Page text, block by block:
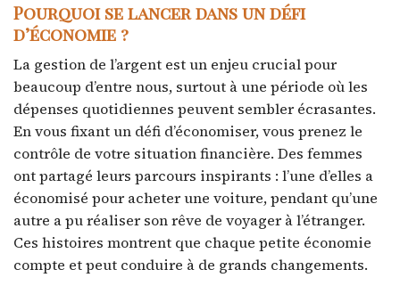
Pourquoi se lancer dans un défi
d’économie ?
La gestion de l’argent est un enjeu crucial pour
beaucoup d’entre nous, surtout à une période où les
dépenses quotidiennes peuvent sembler écrasantes.
En vous fixant un défi d’économiser, vous prenez le
contrôle de votre situation financière. Des femmes
ont partagé leurs parcours inspirants : l’une d’elles a
économisé pour acheter une voiture, pendant qu’une
autre a pu réaliser son rêve de voyager à l’étranger.
Ces histoires montrent que chaque petite économie
compte et peut conduire à de grands changements.